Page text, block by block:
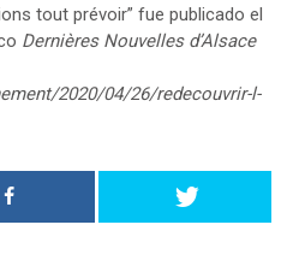
tout prévoir” fue publicado el
Dernières Nouvelles d’Alsace
2020/04/26/redecouvrir-l-